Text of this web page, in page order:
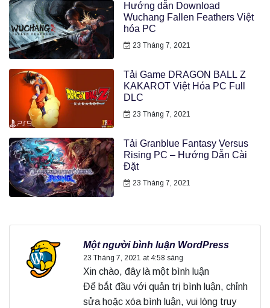
Hướng dẫn Download
Wuchang Fallen Feathers Việt
hóa PC
23 Tháng 7, 2021
Tải Game DRAGON BALL Z
KAKAROT Việt Hóa PC Full
DLC
23 Tháng 7, 2021
Tải Granblue Fantasy Versus
Rising PC – Hướng Dẫn Cài
Đặt
23 Tháng 7, 2021
Một người bình luận WordPress
23 Tháng 7, 2021 at 4:58 sáng
Xin chào, đây là một bình luận
Để bắt đầu với quản trị bình luận, chỉnh
sửa hoặc xóa bình luận, vui lòng truy